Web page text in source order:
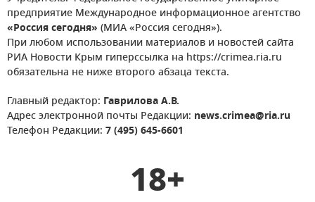
предприятие Международное информационное агентство
«Россия сегодня» (МИА «Россия сегодня»).
При любом использовании материалов и новостей сайта
РИА Новости Крым гиперссылка на https://crimea.ria.ru
обязательна не ниже второго абзаца текста.
Главный редактор: Гаврилова А.В.
Адрес электронной почты Редакции: news.crimea@ria.ru
Телефон Редакции: 7 (495) 645-6601
18+